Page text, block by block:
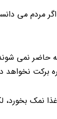
مردم می
حاضر نمی
برکت
غذا نمک